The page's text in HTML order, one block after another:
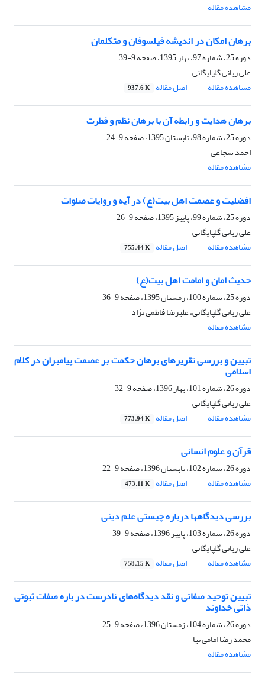
مشاهده مقاله
برهان امکان در اندیشه فیلسوفان و متکلمان
دوره 25، شماره 97، بهار 1395، صفحه
9-39
علی ربانی گلپایگانی
مشاهده مقاله
اصل مقاله 937.6 K
برهان هدایت و رابطه آن با برهان نظم و فطرت
دوره 25، شماره 98، تابستان 1395، صفحه
9-24
احمد شجاعی
مشاهده مقاله
افضلیت و عصمت اهل بیت(ع) در آیه و روایات صلوات
دوره 25، شماره 99، پاییز 1395، صفحه
9-26
علی ربانی گلپایگانی
مشاهده مقاله
اصل مقاله 755.44 K
حدیث امان و امامت اهل بیت(ع)
دوره 25، شماره 100، زمستان 1395، صفحه
9-36
علی ربانی گلپایگانی، علیرضا فاطمی نژاد
مشاهده مقاله
تبیین و بررسی تقریرهای برهان حکمت بر عصمت پیامبران در کلام
اسلامی
دوره 26، شماره 101، بهار 1396، صفحه
9-32
علی ربانی گلپایگانی
مشاهده مقاله
اصل مقاله 773.94 K
قرآن و علوم انسانی
دوره 26، شماره 102، تابستان 1396، صفحه
9-22
مشاهده مقاله
اصل مقاله 473.11 K
بررسی دیدگاه‎ها درباره چیستی علم دینی
دوره 26، شماره 103، پاییز 1396، صفحه
9-39
علی ربانی گلپایگانی
مشاهده مقاله
اصل مقاله 758.15 K
تبیین توحید صفاتی و نقد دیدگاه‌های نادرست در باره صفات ثبوتی
ذاتی خداوند
دوره 26، شماره 104، زمستان 1396، صفحه
9-25
محمد رضا امامی نیا
مشاهده مقاله